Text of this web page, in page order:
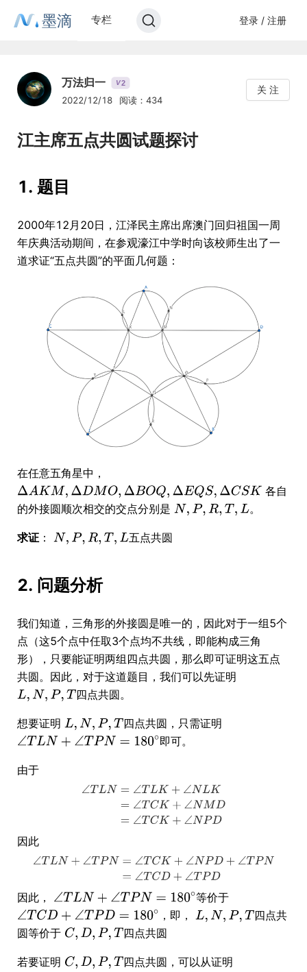
墨滴 专栏 登录 / 注册
万法归一 V2
2022/12/18 阅读：434
关 注
江主席五点共圆试题探讨
1. 题目
2000年12月20日，江泽民主席出席澳门回归祖国一周
年庆典活动期间，在参观濠江中学时向该校师生出了一
道求证“五点共圆”的平面几何题：
在任意五角星中，
各自
的外接圆顺次相交的交点分别是
。
求证 ： 五点共圆
2. 问题分析
我们知道，三角形的外接圆是唯一的，因此对于一组5个
点（这5个点中任取3个点均不共线，即能构成三角
形），只要能证明两组四点共圆，那么即可证明这五点
共圆。因此，对于这道题目，我们可以先证明
四点共圆。
想要证明
四点共圆，只需证明
即可。
由于
因此
因此，
等价于
，即，
四点共
圆等价于
四点共圆
若要证明
四点共圆，可以从证明